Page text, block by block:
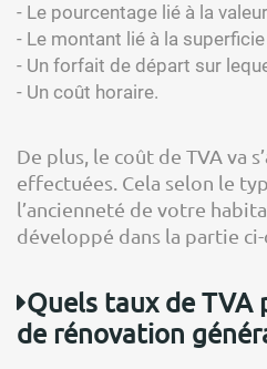
- Le pourcentage lié à la
- Le montant lié à la
- Un forfait de départ sur
- Un coût horaire.
De plus, le coût de TVA va
effectuées. Cela selon le
l’ancienneté de votre
développé dans la partie
Quels taux de TVA
de rénovation